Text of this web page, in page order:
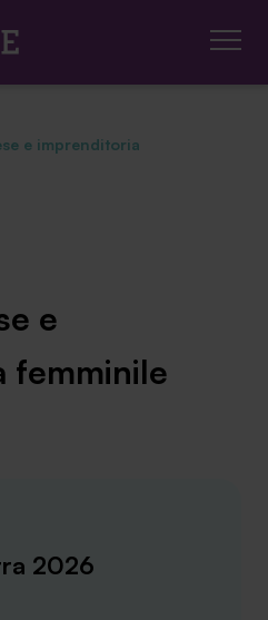
e imprenditoria
e
femminile
2026